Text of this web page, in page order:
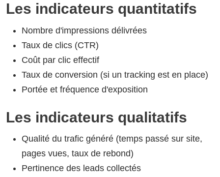
Les indicateurs quantitatifs
Nombre d'impressions délivrées
Taux de clics (CTR)
Coût par clic effectif
Taux de conversion (si un tracking est en place)
Portée et fréquence d'exposition
Les indicateurs qualitatifs
Qualité du trafic généré (temps passé sur site,
pages vues, taux de rebond)
Pertinence des leads collectés